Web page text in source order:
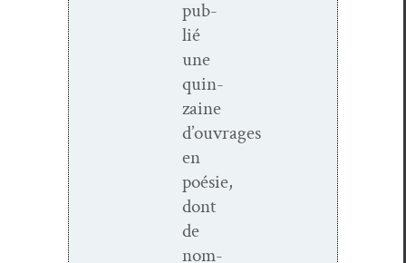
pub­
lié
une
quin­
zaine
d’ouvrages
en
poésie,
dont
de
nom­